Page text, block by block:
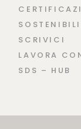
SCRIVICI
LAVORA
SDS – HUB